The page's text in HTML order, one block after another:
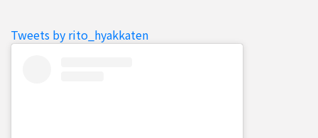
Tweets by rito_hyakkaten